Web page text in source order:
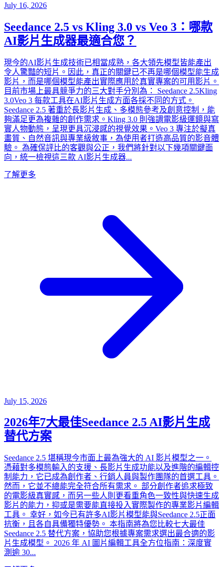
July 16, 2026
Seedance 2.5 vs Kling 3.0 vs Veo 3：哪款
AI影片生成器最適合您？
現今的AI影片生成技術已相當成熟，各大領先模型皆能產出
令人驚豔的短片。因此，真正的關鍵已不再是哪個模型能生成
影片，而是哪個模型能產出實際應用於真實專案的可用影片。
目前市場上最具競爭力的三大對手分別為： Seedance 2.5Kling
3.0Veo 3 每款工具在AI影片生成方面各採不同的方式。
Seedance 2.5 著重於長影片生成、多模態參考及創意控制，能
夠滿足更為複雜的創作需求。Kling 3.0 則強調電影級運鏡與寫
實人物動態，呈現更具沉浸感的視覺效果。Veo 3 專注於擬真
畫質、自然音訊與專業級敘事，為使用者打造高品質的影音體
驗。 為確保評比的客觀與公正，我們將針對以下幾項關鍵面
向，統一檢視這三款 AI影片生成器...
了解更多
July 15, 2026
2026年7大最佳Seedance 2.5 AI影片生成
替代方案
Seedance 2.5 堪稱現今市面上最為強大的 AI 影片模型之一。
憑藉對多模態輸入的支援、長影片生成功能以及進階的編輯控
制能力，它已成為創作者、行銷人員與製作團隊的首選工具。
然而，它並不總能完全符合所有需求。 部分創作者追求極致
的電影級真實感，而另一些人則更看重角色一致性與快速生成
影片的能力，抑或是需要能直接投入實際製作的專業影片編輯
工具。 幸好，如今已有許多AI影片模型能與Seedance 2.5正面
抗衡，且各自具備獨特優勢。 本指南將為您比較七大最佳
Seedance 2.5 替代方案，協助您根據專案需求選出最合適的影
片生成模型。 2026 年 AI 圖片編輯工具全方位指南：深度實
測逾 30...